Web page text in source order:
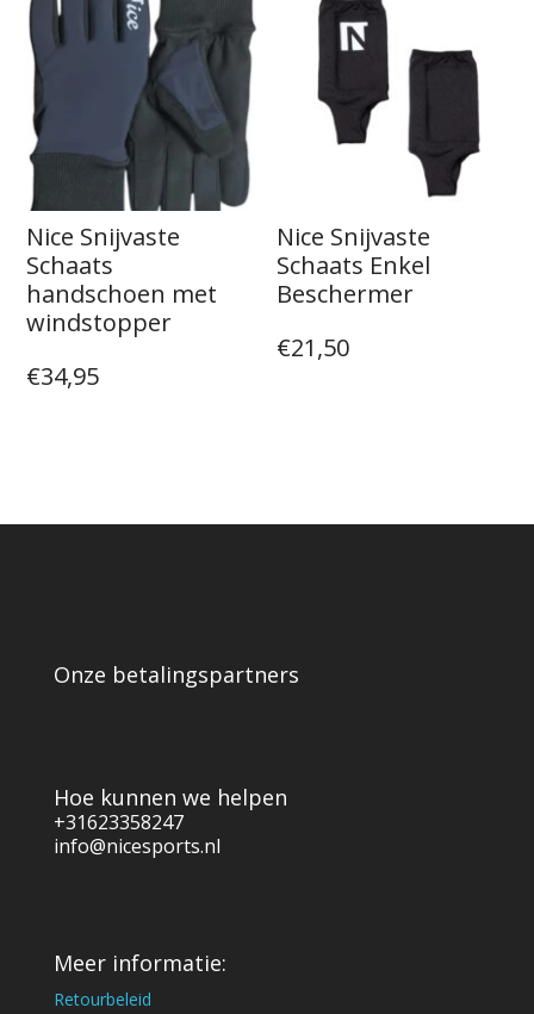
Nice Snijvaste
Schaats
handschoen met
windstopper
€34,95
Nice Snijvaste
Schaats Enkel
Beschermer
€21,50
Onze betalingspartners
Hoe kunnen we helpen
+31623358247
info@nicesports.nl
Meer informatie:
Retourbeleid